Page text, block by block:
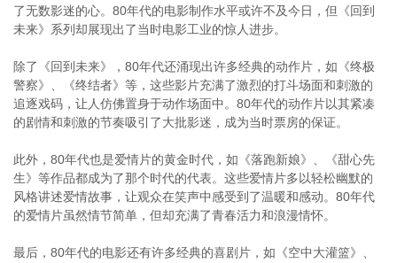
了无数影迷的心。80年代的电影制作水平或许不及今日，但《回到
未来》系列却展现出了当时电影工业的惊人进步。
除了《回到未来》，80年代还涌现出许多经典的动作片，如《终极
警察》、《终结者》等，这些影片充满了激烈的打斗场面和刺激的
追逐戏码，让人仿佛置身于动作场面中。80年代的动作片以其紧凑
的剧情和刺激的节奏吸引了大批影迷，成为当时票房的保证。
此外，80年代也是爱情片的黄金时代，如《落跑新娘》、《甜心先
生》等作品都成为了那个时代的代表。这些爱情片多以轻松幽默的
风格讲述爱情故事，让观众在笑声中感受到了温暖和感动。80年代
的爱情片虽然情节简单，但却充满了青春活力和浪漫情怀。
最后，80年代的电影还有许多经典的喜剧片，如《空中大灌篮》、